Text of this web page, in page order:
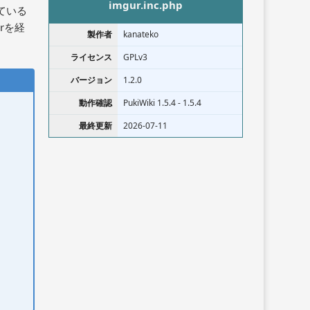
imgur.inc.php
製作者
kanateko
ライセンス
GPLv3
バージョン
1.2.0
動作確認
PukiWiki 1.5.4 - 1.5.4
最終更新
2026-07-11
いる
を経